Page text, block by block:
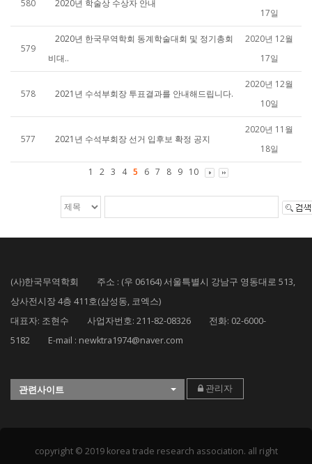
580 2020년 학술상 수상자 안내
17일
579
2020년 한국무역학회 동계학술대회 및 정기총회
비대..
2020년 12월
17일
578 2021년 수석부회장 투표결과를 안내해드립니다.
2020년 12월
10일
577 2021년 수석부회장 선거 입후보 확정 공지
2020년 11월
18일
1
2 3 4 5 6 7 8 9 10
(사)한국무역학회 주소 : (우 06164) 서울특별시 강남구 영동대로 513,
상사전시장 4층 411호(삼성동, 코엑스)
대표자: 조현수 사업자번호: 211-82-08326 전화: 02-6000-
5182 E-mail : newktra1974@naver.com
관련사이트 관리자
copyright © 2019 korea trade research association. all right